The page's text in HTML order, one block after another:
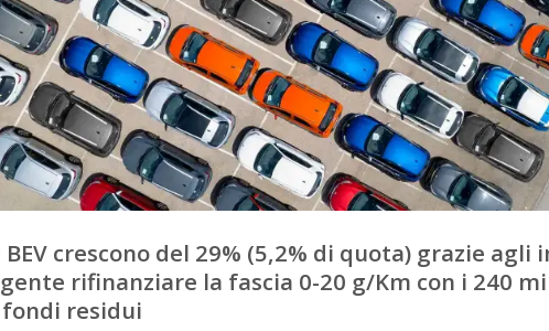
BEV crescono del 29% (5,2% di quota) grazie agli
rifinanziare la fascia 0-20 g/Km con i 240
residui